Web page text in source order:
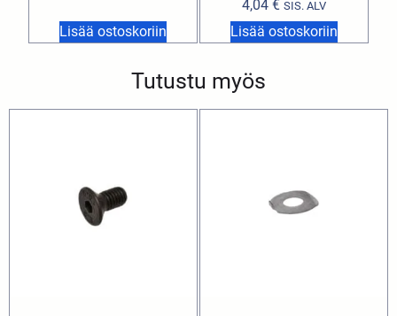
Lisää ostoskoriin
4,04 € SIS. ALV
Lisää ostoskoriin
Tutustu myös